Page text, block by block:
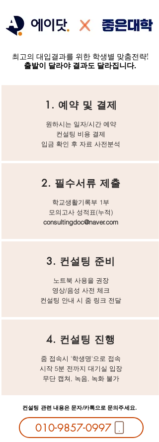
최고의 대입결과를 위한 학생별 맞춤전략!
​출발이 달라야 결과도 달라집니다.
​1. 예약 및 결제
원하시는 일자/시간 예약
컨설팅 비용 결제
​입금 확인 후 자료 사전분석
2. 필수서류 제출
​학교생활기록부 1부
모의고사 성적표(누적)
consultingdoc@naver.com
3. 컨설팅 준비
노트북 사용을 권장
​영상/음성 사전 체크
​컨설팅 안내 시 줌 링크 전달
4. 컨설팅 진행
줌 접속시 '학생명'으로 접속
시작 5분 전까지 대기실 입장
​무단 캡쳐, 녹음, 녹화 불가
컨설팅 관련 내용은 문자/카톡으로 문의주세요.
010-9857-0997